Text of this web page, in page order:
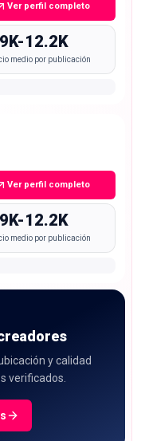
Ver perfil completo
12.2K
medio por publicación
Ver perfil completo
12.2K
medio por publicación
y calidad
verificados.